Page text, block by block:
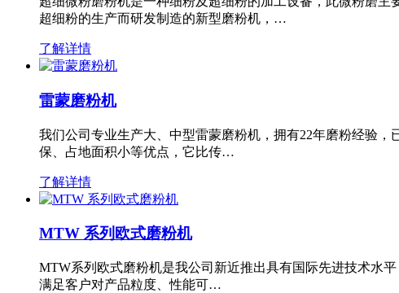
超细粉的生产而研发制造的新型磨粉机，…
了解详情
雷蒙磨粉机
我们公司专业生产大、中型雷蒙磨粉机，拥有22年磨粉经验
保、占地面积小等优点，它比传…
了解详情
MTW 系列欧式磨粉机
MTW系列欧式磨粉机是我公司新近推出具有国际先进技术水
满足客户对产品粒度、性能可…